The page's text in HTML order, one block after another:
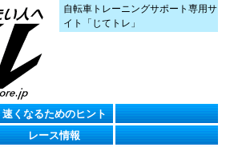
自転車トレーニングサポート専用サ
イト「じてトレ」
速くなるためのヒント
レース情報